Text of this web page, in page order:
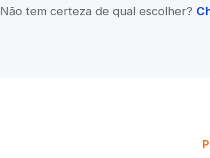
Não tem certeza de qual escolher?